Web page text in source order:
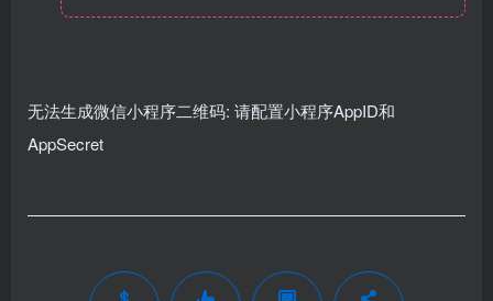
无法生成微信小程序二维码: 请配置小程序AppID和
AppSecret